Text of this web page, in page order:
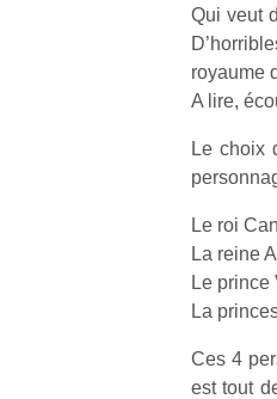
Qui veut
royaume
A lire,
Le choix
Le roi
La reine
Le prince
La
Ces 4
est tout